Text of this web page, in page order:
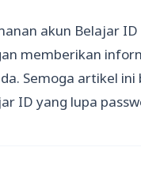
akun Belajar
memberikan
Semoga artikel
ID yang lupa